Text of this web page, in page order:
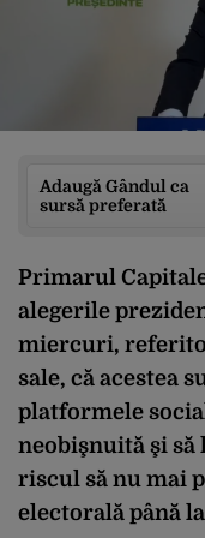
Adaugă Gândul ca
sursă preferată
Primarul
alegerile
miercuri,
sale, că acestea
platformele
neobişnuită şi să
riscul să nu mai
electorală până